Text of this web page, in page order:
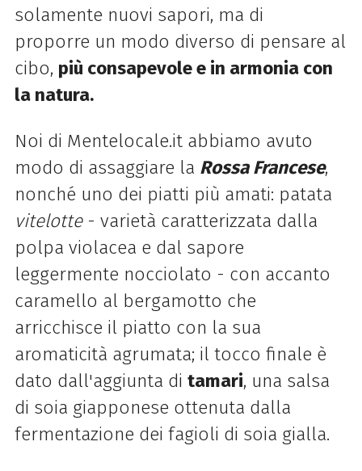
solamente nuovi sapori, ma di
proporre un modo diverso di pensare al
cibo, più consapevole e in armonia con
la natura.
Noi di Mentelocale.it abbiamo avuto
modo di assaggiare la Rossa Francese,
nonché uno dei piatti più amati: patata
vitelotte- varietà caratterizzata dalla
polpa violacea e dal sapore
leggermente nocciolato - con accanto
caramello al bergamotto che
arricchisce il piatto con la sua
aromaticità agrumata; il tocco finale è
dato dall'aggiunta di tamari, una salsa
di soia giapponese ottenuta dalla
fermentazione dei fagioli di soia gialla.